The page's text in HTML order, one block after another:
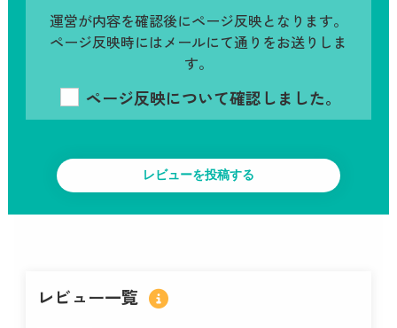
運営が内容を確認後にページ反映となります。
ページ反映時にはメールにて通りをお送りしま
す。
ページ反映について確認しました。
レビュー一覧